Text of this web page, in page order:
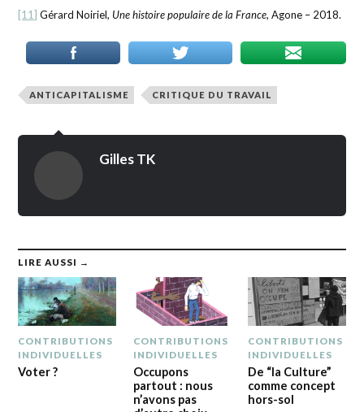
[11] Gérard Noiriel, Une histoire populaire de la France, Agone – 2018.
ANTICAPITALISME CRITIQUE DU TRAVAIL
Gilles TK
LIRE AUSSI →
CONTRIBUTIONS
INDIVIDUELLES
Voter ?
CONTRIBUTIONS
INDIVIDUELLES
Occupons
partout : nous
n’avons pas
CONTRIBUTIONS
INDIVIDUELLES
De “la Culture”
comme concept
hors-sol